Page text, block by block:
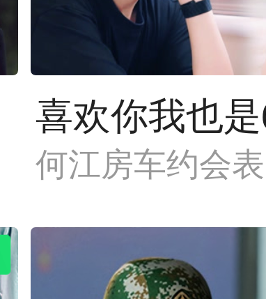
喜欢你我也
何江房车约会